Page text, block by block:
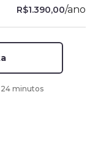
R$1.390,00/ano
24 minutos